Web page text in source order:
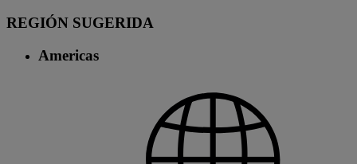
REGIÓN SUGERIDA
Americas